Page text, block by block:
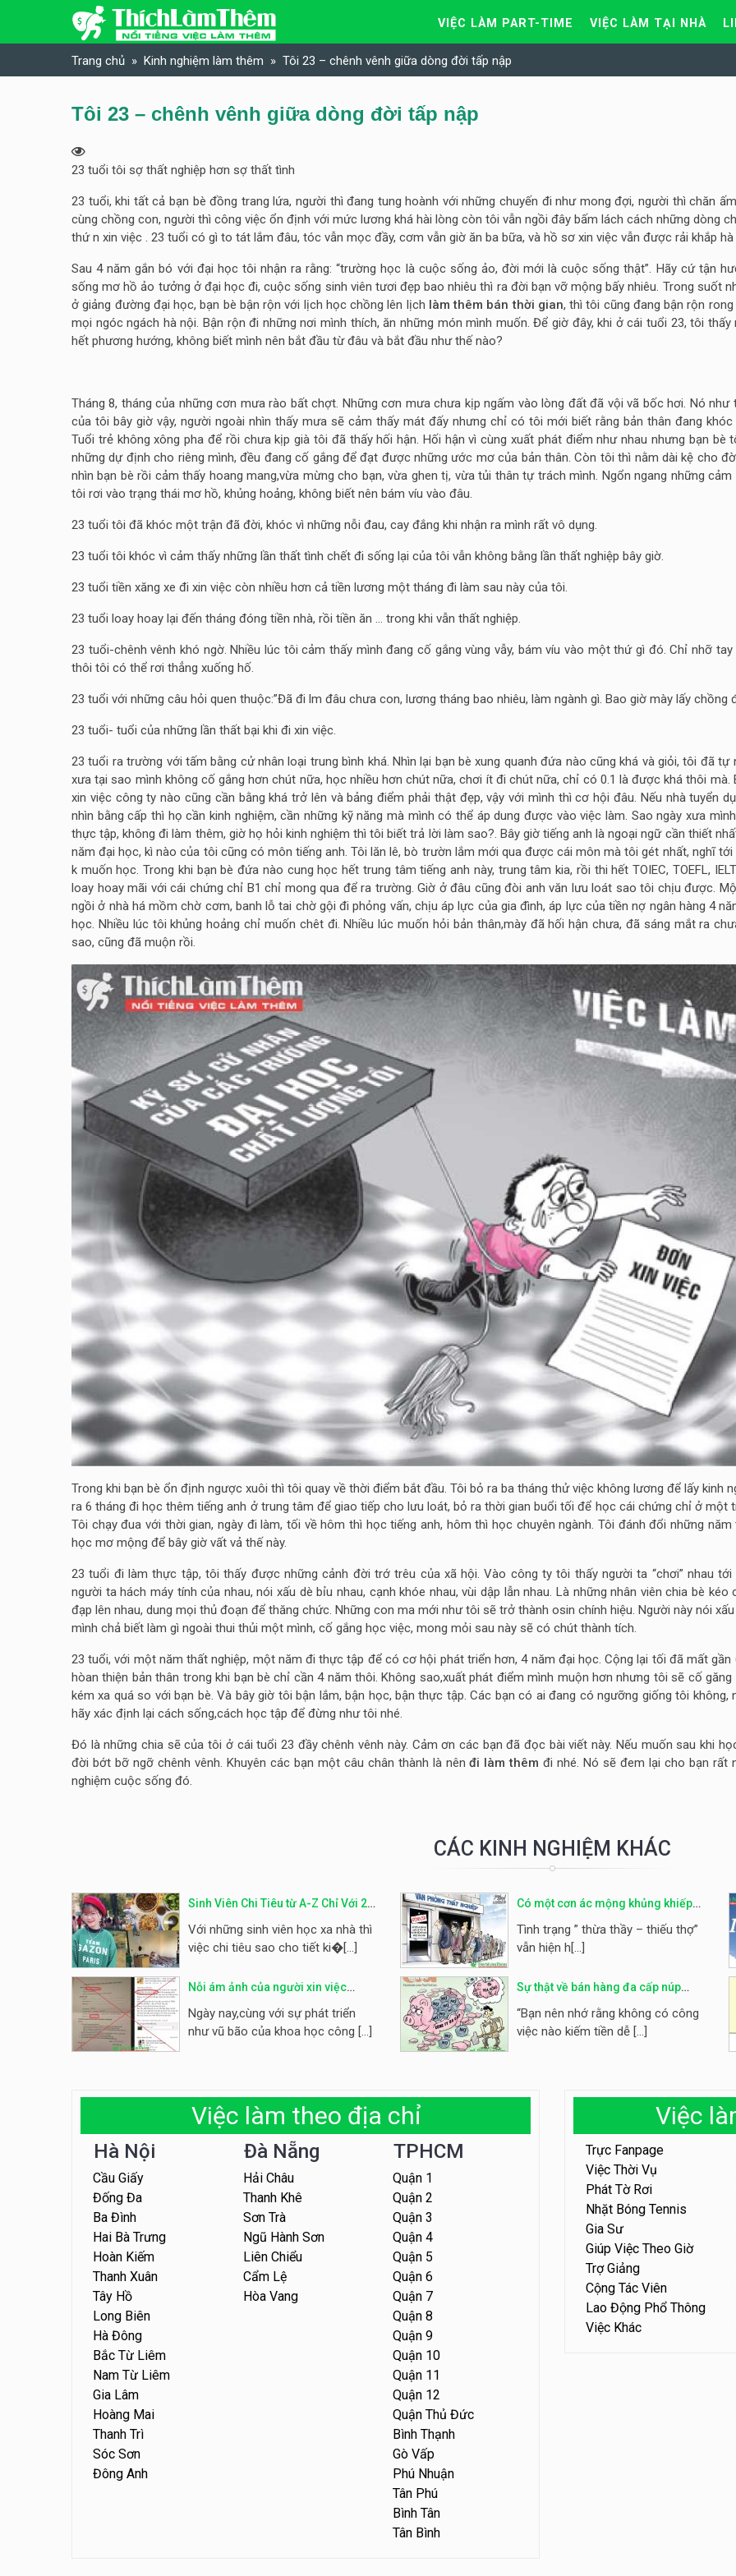
Skip to content
VIỆC LÀM PART-TIME VIỆC LÀM TẠI NHÀ
Trang chủ Kinh nghiệm làm thêm Tôi 23 – chênh vênh giữa dòng đời tấp nập
Tôi 23 – chênh vênh giữa dòng đời tấp nập
23 tuổi tôi sợ thất nghiệp hơn sợ thất tình
23 tuổi, khi tất cả bạn bè đồng trang lứa, người thì đang tung hoành với những chuyến đi như mong đợi, người thì chăn
cùng chồng con, người thì công việc ổn định với mức lương khá hài lòng còn tôi vẫn ngồi đây bấm lách cách những dòng
thứ n xin việc . 23 tuổi có gì to tát lắm đâu, tóc vẫn mọc đầy, cơm vẫn giờ ăn ba bữa, và hồ sơ xin việc vẫn được rải khắp hà
Sau 4 năm gắn bó với đại học tôi nhận ra rằng: “trường học là cuộc sống ảo, đời mới là cuộc sống thật”. Hãy cứ tận
sống mơ hồ ảo tưởng ở đại học đi, cuộc sống sinh viên tươi đẹp bao nhiêu thì ra đời bạn vỡ mộng bấy nhiêu. Trong suốt
ở giảng đường đại học, bạn bè bận rộn với lịch học chồng lên lịch làm thêm bán thời gian, thì tôi cũng đang bận rộn rong
mọi ngóc ngách hà nội. Bận rộn đi những nơi mình thích, ăn những món mình muốn. Để giờ đây, khi ở cái tuổi 23, tôi thấy
hết phương hướng, không biết mình nên bắt đầu từ đâu và bắt đầu như thế nào?
Tháng 8, tháng của những cơn mưa rào bất chợt. Những cơn mưa chưa kịp ngấm vào lòng đất đã vội vã bốc hơi. Nó như
của tôi bây giờ vậy, người ngoài nhìn thấy mưa sẽ cảm thấy mát đấy nhưng chỉ có tôi mới biết rằng bản thân đang khóc
Tuổi trẻ không xông pha để rồi chưa kịp già tôi đã thấy hối hận. Hối hận vì cùng xuất phát điểm như nhau nhưng bạn bè
những dự định cho riêng mình, đều đang cố gắng để đạt được những ước mơ của bản thân. Còn tôi thì nằm dài kệ cho
nhìn bạn bè rồi cảm thấy hoang mang,vừa mừng cho bạn, vừa ghen tị, vừa tủi thân tự trách mình. Ngổn ngang những cảm
tôi rơi vào trạng thái mơ hồ, khủng hoảng, không biết nên bám víu vào đâu.
23 tuổi tôi đã khóc một trận đã đời, khóc vì những nỗi đau, cay đắng khi nhận ra mình rất vô dụng.
23 tuổi tôi khóc vì cảm thấy những lần thất tình chết đi sống lại của tôi vẫn không bằng lần thất nghiệp bây giờ.
23 tuổi tiền xăng xe đi xin việc còn nhiều hơn cả tiền lương một tháng đi làm sau này của tôi.
23 tuổi loay hoay lại đến tháng đóng tiền nhà, rồi tiền ăn … trong khi vẫn thất nghiệp.
23 tuổi-chênh vênh khó ngờ. Nhiều lúc tôi cảm thấy mình đang cố gắng vùng vẫy, bám víu vào một thứ gì đó. Chỉ nhỡ
thôi tôi có thể rơi thẳng xuống hố.
23 tuổi với những câu hỏi quen thuộc:”Đã đi lm đâu chưa con, lương tháng bao nhiêu, làm ngành gì. Bao giờ mày lấy chồng
23 tuổi- tuổi của những lần thất bại khi đi xin việc.
23 tuổi ra trường với tấm bằng cử nhân loại trung bình khá. Nhìn lại bạn bè xung quanh đứa nào cũng khá và giỏi, tôi đã tự
xưa tại sao mình không cố gắng hơn chút nữa, học nhiều hơn chút nữa, chơi ít đi chút nữa, chỉ có 0.1 là được khá thôi mà.
xin việc công ty nào cũng cần bằng khá trở lên và bảng điểm phải thật đẹp, vậy với mình thì cơ hội đâu. Nếu nhà tuyển
nhìn bằng cấp thì họ cần kinh nghiệm, cần những kỹ năng mà mình có thể áp dung được vào việc làm. Sao ngày xưa
thực tập, không đi làm thêm, giờ họ hỏi kinh nghiệm thì tôi biết trả lời làm sao?. Bây giờ tiếng anh là ngoại ngữ cần thiết
năm đại học, kì nào của tôi cũng có môn tiếng anh. Tôi lăn lê, bò trườn lắm mới qua được cái môn mà tôi gét nhất, nghĩ
k muốn học. Trong khi bạn bè đứa nào cung học hết trung tâm tiếng anh này, trung tâm kia, rồi thi hết TOIEC, TOEFL,
loay hoay mãi với cái chứng chỉ B1 chỉ mong qua để ra trường. Giờ ở đâu cũng đòi anh văn lưu loát sao tôi chịu được.
ngồi ở nhà há mồm chờ cơm, banh lỗ tai chờ gội đi phỏng vấn, chịu áp lực của gia đình, áp lực của tiền nợ ngân hàng 4
học. Nhiều lúc tôi khủng hoảng chỉ muốn chêt đi. Nhiều lúc muốn hỏi bản thân,mày đã hối hận chưa, đã sáng mắt ra
sao, cũng đã muộn rồi.
Trong khi bạn bè ổn định ngược xuôi thì tôi quay về thời điểm bắt đầu. Tôi bỏ ra ba tháng thử việc không lương để lấy kinh
ra 6 tháng đi học thêm tiếng anh ở trung tâm để giao tiếp cho lưu loát, bỏ ra thời gian buổi tối để học cái chứng chỉ ở một
Tôi chạy đua với thời gian, ngày đi làm, tối về hôm thì học tiếng anh, hôm thì học chuyên ngành. Tôi đánh đổi những năm
học mơ mộng để bây giờ vất vả thế này.
23 tuổi đi làm thực tập, tôi thấy được những cảnh đời trớ trêu của xã hội. Vào công ty tôi thấy người ta “chơi” nhau tới
người ta hách máy tính của nhau, nói xấu dè bỉu nhau, cạnh khóe nhau, vùi dập lẫn nhau. Là những nhân viên chia bè kéo
đạp lên nhau, dung mọi thủ đoạn để thăng chức. Những con ma mới như tôi sẽ trở thành osin chính hiệu. Người này nói
mình chả biết làm gì ngoài thui thủi một mình, cố gắng học việc, mong mỏi sau này sẽ có chút thành tích.
23 tuổi, với một năm thất nghiệp, một năm đi thực tập để có cơ hội phát triển hơn, 4 năm đại học. Cộng lại tối đã mất gần
hòan thiện bản thân trong khi bạn bè chỉ cần 4 năm thôi. Không sao,xuất phát điểm mình muộn hơn nhưng tôi sẽ cố găng
kém xa quá so với bạn bè. Và bây giờ tôi bận lắm, bận học, bận thực tập. Các bạn có ai đang có ngưỡng giống tôi không,
hãy xác định lại cách sống,cách học tập để đừng như tôi nhé.
Đó là những chia sẽ của tôi ở cái tuổi 23 đầy chênh vênh này. Cảm ơn các bạn đã đọc bài viết này. Nếu muốn sau khi
đời bớt bỡ ngỡ chênh vênh. Khuyên các bạn một câu chân thành là nênđi làm thêm đi nhé. Nó sẽ đem lại cho bạn rất
nghiệm cuộc sống đó.
CÁC KINH NGHIỆM KHÁC
Sinh Viên Chi Tiêu từ A-Z Chỉ Với 2
Triệu /1 Tháng Hóa Ra Không Khó
Như Tưởng Tượng
Với những sinh viên học xa nhà thì
việc chi tiêu sao cho tiết ki�[...]
Có một cơn ác mộng khủng khiếp
của tuổi trẻ mang tên THẤT NGHIỆP
Tình trạng ” thừa thầy – thiếu thợ”
vẫn hiện h[...]
Nỗi ám ảnh của người xin việc
trước chiêu trò của các công ty lừa
đảo
Ngày nay,cùng với sự phát triển
như vũ bão của khoa học công [...]
Sự thật về bán hàng đa cấp núp
bóng lừa đảo
“Bạn nên nhớ rằng không có công
việc nào kiếm tiền dễ [...]
Việc làm theo địa chỉ
Hà Nội
Cầu Giấy
Đống Đa
Ba Đình
Hai Bà Trưng
Hoàn Kiếm
Thanh Xuân
Tây Hồ
Long Biên
Hà Đông
Bắc Từ Liêm
Nam Từ Liêm
Gia Lâm
Hoàng Mai
Thanh Trì
Sóc Sơn
Đông Anh
Đà Nẵng
Hải Châu
Thanh Khê
Sơn Trà
Ngũ Hành Sơn
Liên Chiểu
Cẩm Lệ
Hòa Vang
TPHCM
Quận 1
Quận 2
Quận 3
Quận 4
Quận 5
Quận 6
Quận 7
Quận 8
Quận 9
Quận 10
Quận 11
Quận 12
Quận Thủ Đức
Bình Thạnh
Gò Vấp
Phú Nhuận
Tân Phú
Bình Tân
Tân Bình
Việc
Trực Fanpage
Việc Thời Vụ
Phát Tờ Rơi
Nhặt Bóng Tennis
Gia Sư
Giúp Việc Theo Giờ
Trợ Giảng
Cộng Tác Viên
Lao Động Phổ Thông
Việc Khác